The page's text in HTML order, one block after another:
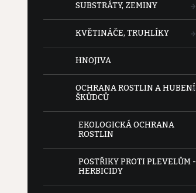
SUBSTRÁTY, ZEMINY
KVĚTINÁČE, TRUHLÍKY
HNOJIVA
OCHRANA ROSTLIN A HUBENÍ
ŠKŮDCŮ
EKOLOGICKÁ OCHRANA
ROSTLIN
POSTŘIKY PROTI PLEVELŮM -
HERBICIDY